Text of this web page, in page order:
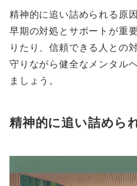
精神的に追い詰められる原
早期の対処とサポートが重
りたり、信頼できる人との
守りながら健全なメンタル
ましょう。
精神的に追い詰めら